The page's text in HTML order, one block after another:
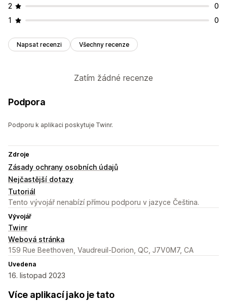
2
0
1
0
Napsat recenzi Všechny recenze
Zatím žádné recenze
Podpora
Podporu k aplikaci poskytuje Twinr.
Zdroje
Zásady ochrany osobních údajů
Nejčastější dotazy
Tutoriál
Tento vývojář nenabízí přímou podporu v jazyce Čeština.
Vývojář
Twinr
Webová stránka
159 Rue Beethoven, Vaudreuil-Dorion, QC, J7V0M7, CA
Uvedena
16. listopad 2023
Více aplikací jako je tato